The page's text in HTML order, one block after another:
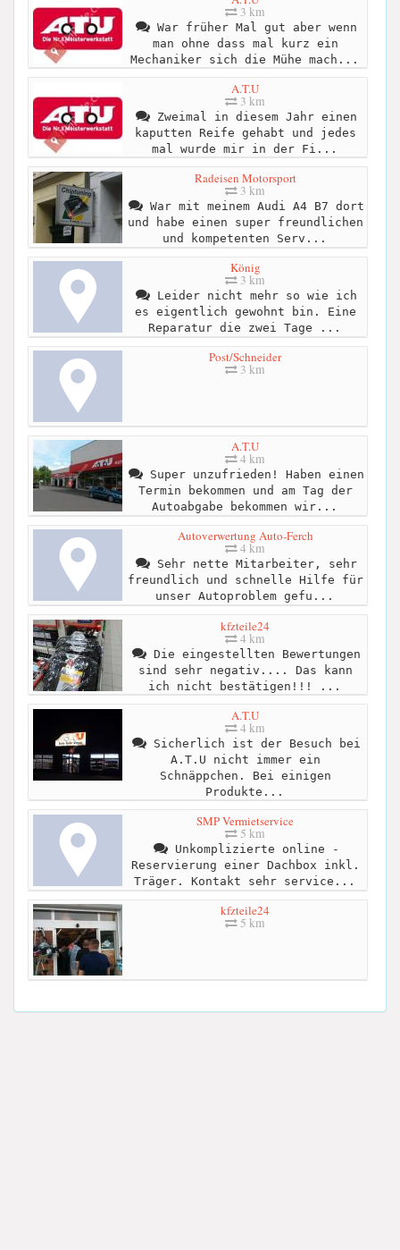
3 km
War früher Mal gut aber wenn
man ohne dass mal kurz ein
Mechaniker sich die Mühe mach...
A.T.U
3 km
Zweimal in diesem Jahr einen
kaputten Reife gehabt und jedes
mal wurde mir in der Fi...
Radeisen Motorsport
3 km
War mit meinem Audi A4 B7 dort
und habe einen super freundlichen
und kompetenten Serv...
König
3 km
Leider nicht mehr so wie ich
es eigentlich gewohnt bin. Eine
Reparatur die zwei Tage ...
Post/Schneider
3 km
A.T.U
4 km
Super unzufrieden! Haben einen
Termin bekommen und am Tag der
Autoabgabe bekommen wir...
Autoverwertung Auto-Ferch
4 km
Sehr nette Mitarbeiter, sehr
freundlich und schnelle Hilfe für
unser Autoproblem gefu...
kfzteile24
4 km
Die eingestellten Bewertungen
sind sehr negativ.... Das kann
ich nicht bestätigen!!! ...
A.T.U
4 km
Sicherlich ist der Besuch bei
A.T.U nicht immer ein
Schnäppchen. Bei einigen
Produkte...
SMP Vermietservice
5 km
Unkomplizierte online -
Reservierung einer Dachbox inkl.
Träger. Kontakt sehr service...
kfzteile24
5 km